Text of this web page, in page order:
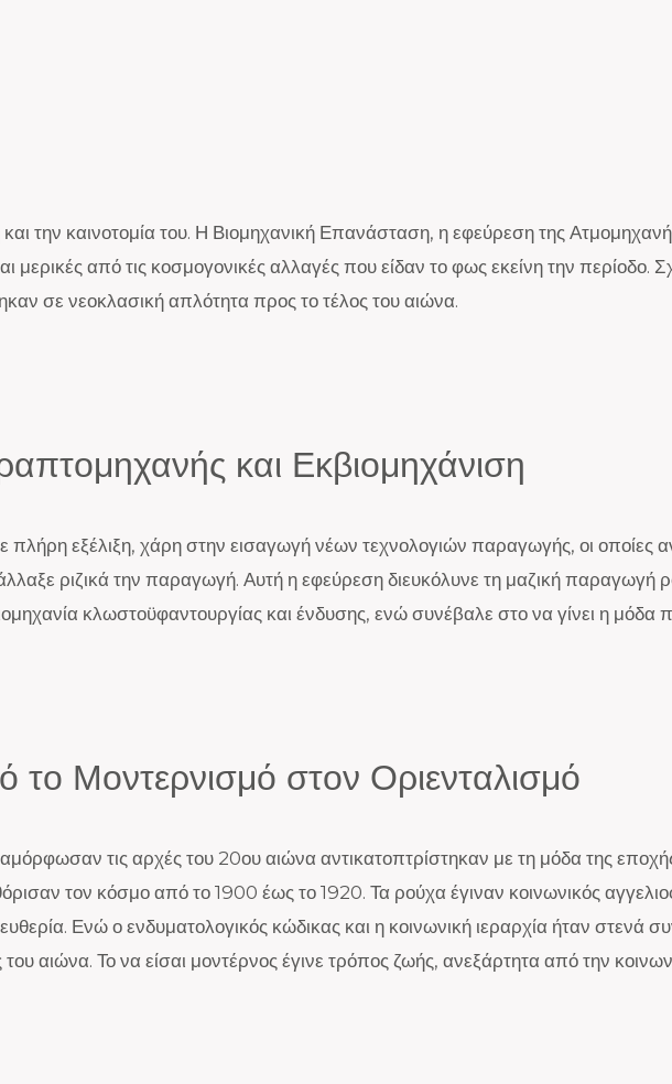
την καινοτομία του. Η Βιομηχανική Επανάσταση, η εφεύρεση της Ατμομηχανής
μερικές από τις κοσμογονικές αλλαγές που είδαν το φως εκείνη την περίοδο.
σε νεοκλασική απλότητα προς το τέλος του αιώνα.
και Εκβιομηχάνιση
εξέλιξη, χάρη στην εισαγωγή νέων τεχνολογιών παραγωγής, οι οποίες
ριζικά την παραγωγή. Αυτή η εφεύρεση διευκόλυνε τη μαζική παραγωγή
κλωστοϋφαντουργίας και ένδυσης, ενώ συνέβαλε στο να γίνει η μόδα
το Μοντερνισμό στον Οριενταλισμό
τις αρχές του 20ου αιώνα αντικατοπτρίστηκαν με τη μόδα της
τον κόσμο από το 1900 έως το 1920. Τα ρούχα έγιναν κοινωνικός
Ενώ ο ενδυματολογικός κώδικας και η κοινωνική ιεραρχία ήταν στενά
αιώνα. Το να είσαι μοντέρνος έγινε τρόπος ζωής, ανεξάρτητα από την